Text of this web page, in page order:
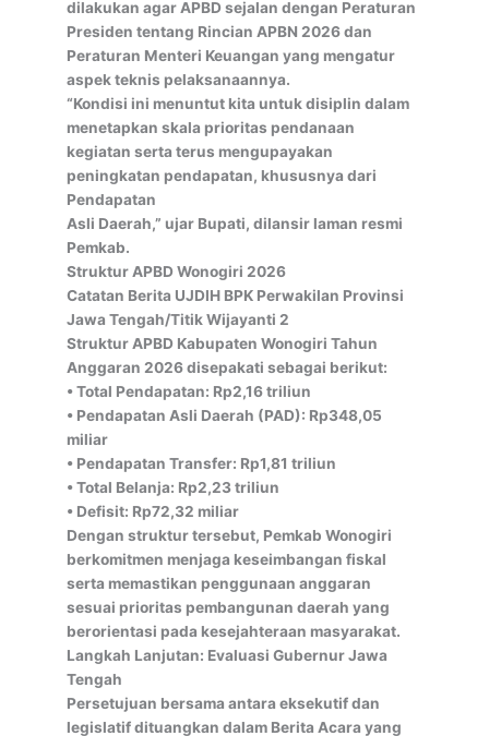
dilakukan agar APBD sejalan dengan Peraturan
Presiden tentang Rincian APBN 2026 dan
Peraturan Menteri Keuangan yang mengatur
aspek teknis pelaksanaannya.
“Kondisi ini menuntut kita untuk disiplin dalam
menetapkan skala prioritas pendanaan
kegiatan serta terus mengupayakan
peningkatan pendapatan, khususnya dari
Pendapatan
Asli Daerah,” ujar Bupati, dilansir laman resmi
Pemkab.
Struktur APBD Wonogiri 2026
Catatan Berita UJDIH BPK Perwakilan Provinsi
Jawa Tengah/Titik Wijayanti 2
Struktur APBD Kabupaten Wonogiri Tahun
Anggaran 2026 disepakati sebagai berikut:
• Total Pendapatan: Rp2,16 triliun
• Pendapatan Asli Daerah (PAD): Rp348,05
miliar
• Pendapatan Transfer: Rp1,81 triliun
• Total Belanja: Rp2,23 triliun
• Defisit: Rp72,32 miliar
Dengan struktur tersebut, Pemkab Wonogiri
berkomitmen menjaga keseimbangan fiskal
serta memastikan penggunaan anggaran
sesuai prioritas pembangunan daerah yang
berorientasi pada kesejahteraan masyarakat.
Langkah Lanjutan: Evaluasi Gubernur Jawa
Tengah
Persetujuan bersama antara eksekutif dan
legislatif dituangkan dalam Berita Acara yang